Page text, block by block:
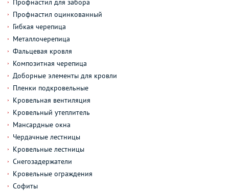
Профнастил оцинкованный
Гибкая черепица
Металлочерепица
Фальцевая кровля
Композитная черепица
Доборные элементы для кровли
Пленки подкровельные
Кровельная вентиляция
Кровельный утеплитель
Мансардные окна
Чердачные лестницы
Кровельные лестницы
Снегозадержатели
Кровельные ограждения
Софиты